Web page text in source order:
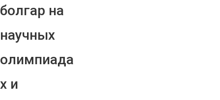
болгар на
научных
олимпиада
х и